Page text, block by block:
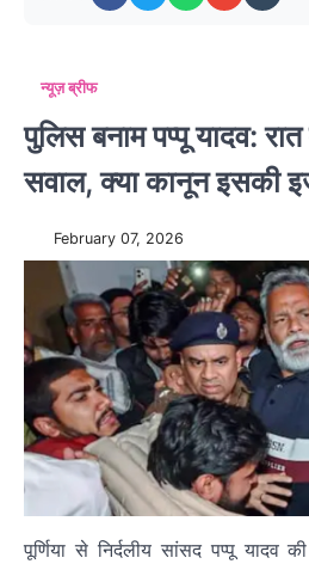
न्यूज़ ब्रीफ
पुलिस बनाम पप्पू यादव: रात
सवाल, क्या कानून इसकी
February 07, 2026
पूर्णिया से निर्दलीय सांसद पप्पू यादव